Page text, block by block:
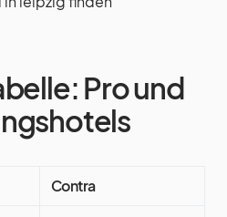
Pro und
Contra